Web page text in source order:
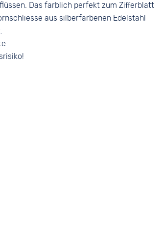
Das farblich perfekt zum Zifferblatt
aus silberfarbenen Edelstahl